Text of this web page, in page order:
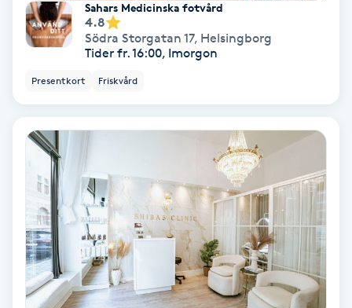
Samtalsterapi
Senioryoga
Singelfransar
Sjukgymnastik
Skalpmassage
Skinbooster
Sahars Medicinska fotvård
4.8
Södra Storgatan 17, Helsingborg
Tider fr. 16:00, Imorgon
Presentkort Friskvård